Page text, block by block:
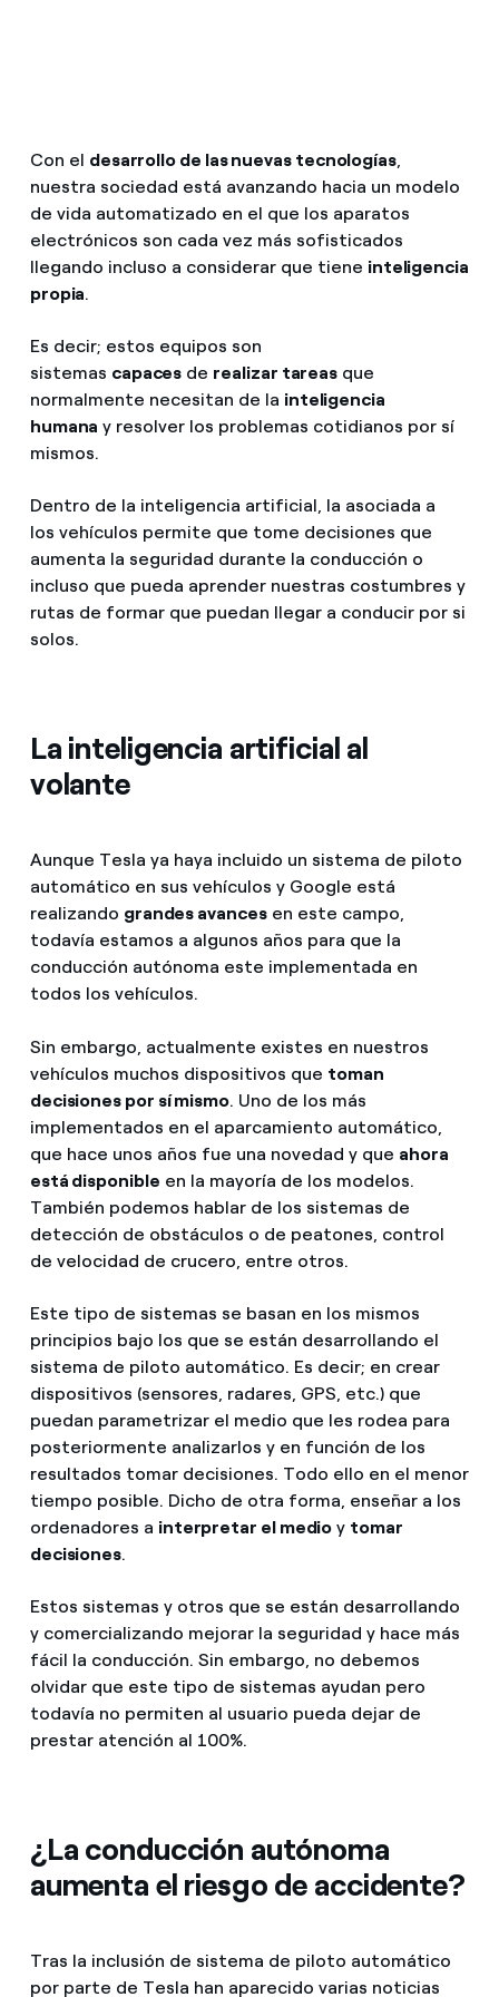
Ofertas para autónomos y Pymes
¿Gestionas varias comunidades de propietarios?
Compromiso
Blog
Estafas telefónicas
Con el desarrollo de las nuevas tecnologías,
nuestra sociedad está avanzando hacia un modelo
de vida automatizado en el que los aparatos
electrónicos son cada vez más sofisticados
llegando incluso a considerar que tiene inteligencia
propia.
Es decir; estos equipos son
sistemas capaces de realizar tareas que
normalmente necesitan de la inteligencia
humana y resolver los problemas cotidianos por sí
mismos.
Dentro de la inteligencia artificial, la asociada a
los vehículos permite que tome decisiones que
aumenta la seguridad durante la conducción o
incluso que pueda aprender nuestras costumbres y
rutas de formar que puedan llegar a conducir por si
solos.
La inteligencia artificial al
volante
Aunque Tesla ya haya incluido un sistema de piloto
automático en sus vehículos y Google está
realizando grandes avancesen este campo,
todavía estamos a algunos años para que la
conducción autónoma este implementada en
todos los vehículos.
Sin embargo, actualmente existes en nuestros
vehículos muchos dispositivos que toman
decisiones por sí mismo. Uno de los más
implementados en el aparcamiento automático,
que hace unos años fue una novedad y que ahora
está disponible en la mayoría de los modelos.
También podemos hablar de los sistemas de
detección de obstáculos o de peatones, control
de velocidad de crucero, entre otros.
Este tipo de sistemas se basan en los mismos
principios bajo los que se están desarrollando el
sistema de piloto automático. Es decir; en crear
dispositivos (sensores, radares, GPS, etc.) que
puedan parametrizar el medio que les rodea para
posteriormente analizarlos y en función de los
resultados tomar decisiones. Todo ello en el menor
tiempo posible. Dicho de otra forma, enseñar a los
ordenadores a interpretar el medio y tomar
decisiones.
Estos sistemas y otros que se están desarrollando
y comercializando mejorar la seguridad y hace más
fácil la conducción. Sin embargo, no debemos
olvidar que este tipo de sistemas ayudan pero
todavía no permiten al usuario pueda dejar de
prestar atención al 100%.
¿La conducción autónoma
aumenta el riesgo de accidente?
Tras la inclusión de sistema de piloto automático
por parte de Tesla han aparecido varias noticias